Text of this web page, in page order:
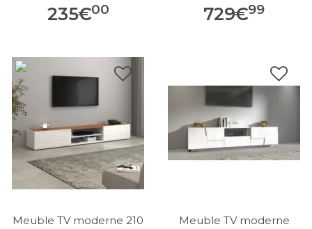
235€00 729€99
Meuble TV moderne 210
Meuble TV moderne